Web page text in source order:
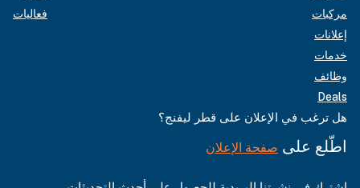
مركبات
إعلانات
خدمات
وظائف
Deals
فعاليات
هل ترغب في الإعلان على قطر ليفنج؟
اطّلع على صفحة الإعلان